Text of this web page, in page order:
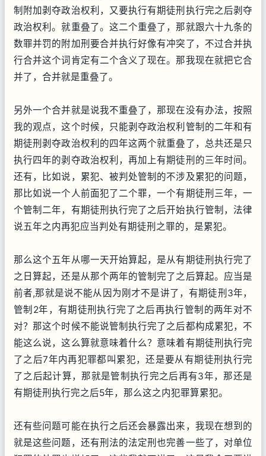
制附加剥夺政治权利，又要执行有期徒刑执行完之后剥夺
政治权利。就重叠了。这二个重叠了，那就跟六十九条的
数罪并罚的附加刑要合并执行好像有冲突了，不过合并执
行合并这个词肯定有二个含义了现在。那我现在就把它合
并了，合并就是重叠了。
另外一个合并就是说我不重叠了，那现在没有办法，按照
我的观点，这个时候，只能剥夺政治权利管制的二年和有
期徒刑剥夺政治权利的四年这两个就重叠了，总共还是只
执行四年的剥夺政治权利，再加上有期徒刑的三年时间。
还有，比如说，累犯、被判处管制的不涉及累犯的问题，
那比如说一个人前面犯了二个罪，一个有期徒刑三年，一
个管制二年，有期徒刑执行完了之后开始执行管制，法律
说五年之内再犯应当判处有期徒刑之罪的，是累犯。
那么这个五年从哪一天开始算起，是从有期徒刑执行完了
之日算起，还是从那个两年的管制完了之后算起。应当是
前者,那就是说不能从因为刚才不是讲了，有期徒刑3年，
管制2年，有期徒刑执行完了之后再执行管制的两年对不
对？那这个时候不能说管制执行完了之后都构成累犯，不
能这么说，这么算就意味着什么？意味着有期徒刑执行完
了之后7年内再犯罪都叫累犯，还是要从有期徒刑执行完
了之后起计算，那就是管制执行完之后再有3年，那还是
有期徒刑执行完之后5年，那么这之内犯罪算累犯。
还有些问题可能在执行之后还会暴露出来，我现在想到的
就是这些问题，还有刑法的法定刑也完善一些了，对单位